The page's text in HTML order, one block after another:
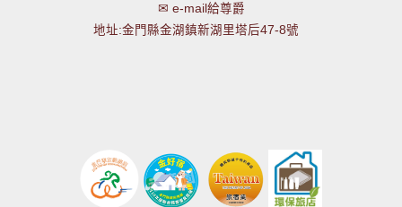
✉ e-mail給尊爵
地址:金門縣金湖鎮新湖里塔后47-8號